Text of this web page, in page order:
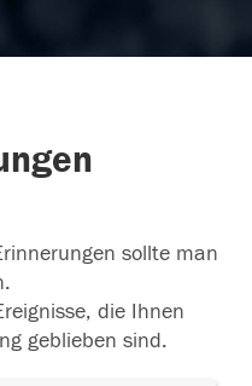
sollte man
die Ihnen
geblieben sind.